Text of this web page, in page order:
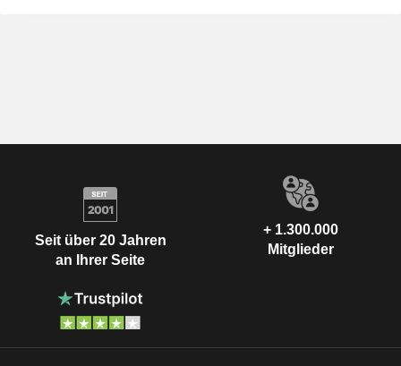
Seit über 20 Jahren
an Ihrer Seite
+ 1.300.000
Mitglieder